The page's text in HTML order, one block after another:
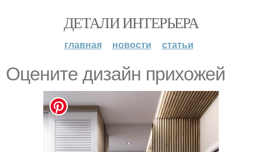
ДЕТАЛИ ИНТЕРЬЕРА
главная новости статьи
Оцените дизайн прихожей